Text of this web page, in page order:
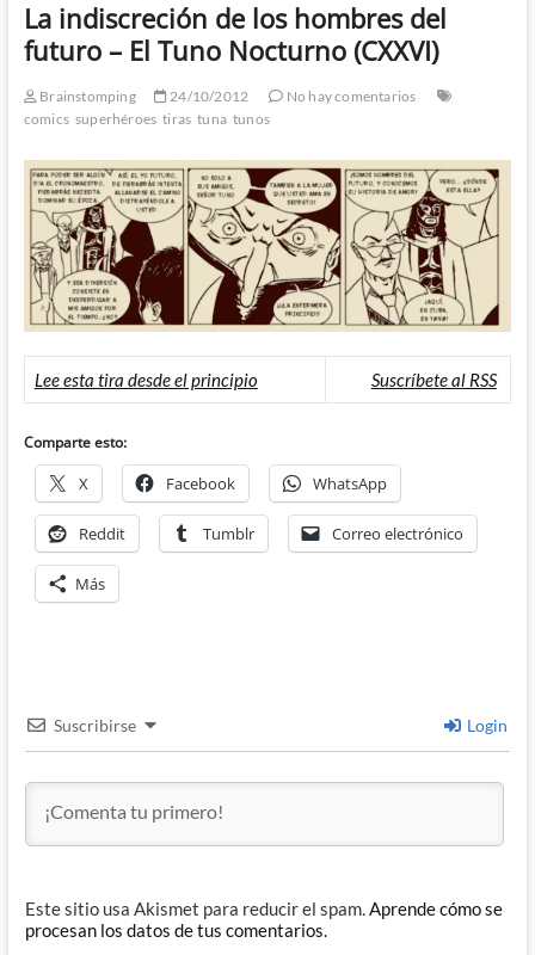
La indiscreción de los hombres del
futuro – El Tuno Nocturno (CXXVI)
Brainstomping 24/10/2012
No hay comentarios
comics superhéroes tiras tuna tunos
Lee esta tira desde el principio Suscríbete al RSS
Comparte esto:
X Facebook WhatsApp
Reddit Tumblr Correo electrónico
Más
Suscribirse Login
Este sitio usa Akismet para reducir el spam.Aprende cómo se
procesan los datos de tus comentarios.